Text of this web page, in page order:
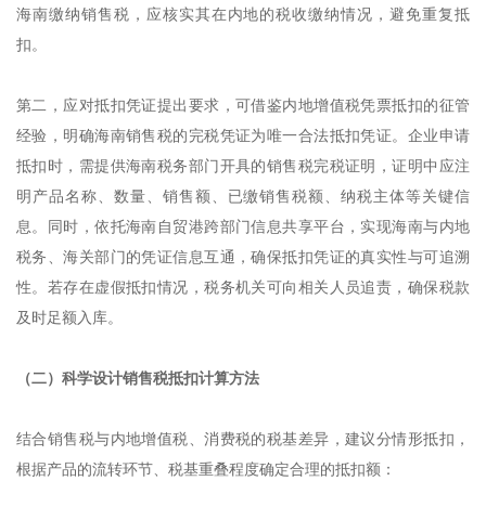
海南缴纳销售税，应核实其在内地的税收缴纳情况，避免重复抵
扣。
第二，应对抵扣凭证提出要求，可借鉴内地增值税凭票抵扣的征管
经验，明确海南销售税的完税凭证为唯一合法抵扣凭证。企业申请
抵扣时，需提供海南税务部门开具的销售税完税证明，证明中应注
明产品名称、数量、销售额、已缴销售税额、纳税主体等关键信
息。同时，依托海南自贸港跨部门信息共享平台，实现海南与内地
税务、海关部门的凭证信息互通，确保抵扣凭证的真实性与可追溯
性。若存在虚假抵扣情况，税务机关可向相关人员追责，确保税款
及时足额入库。
（二）科学设计销售税抵扣计算方法
结合销售税与内地增值税、消费税的税基差异，建议分情形抵扣，
根据产品的流转环节、税基重叠程度确定合理的抵扣额：